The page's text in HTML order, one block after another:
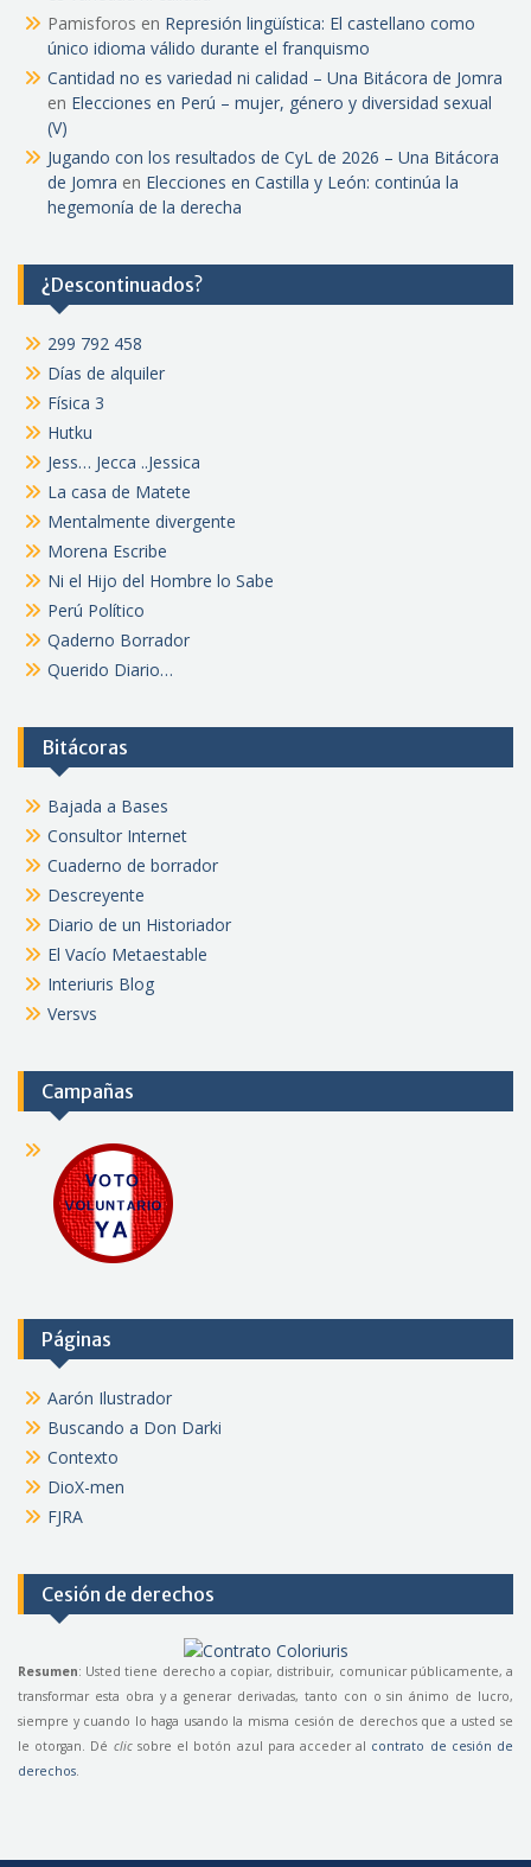
Pamisforos en Represión lingüística: El castellano como
único idioma válido durante el franquismo
Cantidad no es variedad ni calidad – Una Bitácora de Jomra
en Elecciones en Perú – mujer, género y diversidad sexual
(V)
Jugando con los resultados de CyL de 2026 – Una Bitácora
de Jomra en Elecciones en Castilla y León: continúa la
hegemonía de la derecha
¿Descontinuados?
299 792 458
Días de alquiler
Física 3
Hutku
Jess… Jecca ..Jessica
La casa de Matete
Mentalmente divergente
Morena Escribe
Ni el Hijo del Hombre lo Sabe
Perú Político
Qaderno Borrador
Querido Diario…
Bitácoras
Bajada a Bases
Consultor Internet
Cuaderno de borrador
Descreyente
Diario de un Historiador
El Vacío Metaestable
Interiuris Blog
Versvs
Campañas
Páginas
Aarón Ilustrador
Buscando a Don Darki
Contexto
DioX-men
FJRA
Cesión de derechos
Resumen: Usted tiene derecho a copiar, distribuir, comunicar públicamente, a
transformar esta obra y a generar derivadas, tanto con o sin ánimo de lucro,
siempre y cuando lo haga usando la misma cesión de derechos que a usted se
le otorgan. Dé clicsobre el botón azul para acceder al contrato de cesión de
derechos